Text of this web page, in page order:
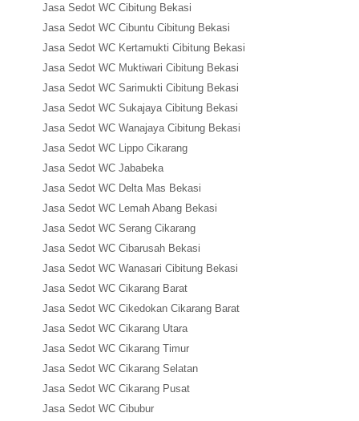
Jasa Sedot WC Cibitung Bekasi
Jasa Sedot WC Cibuntu Cibitung Bekasi
Jasa Sedot WC Kertamukti Cibitung Bekasi
Jasa Sedot WC Muktiwari Cibitung Bekasi
Jasa Sedot WC Sarimukti Cibitung Bekasi
Jasa Sedot WC Sukajaya Cibitung Bekasi
Jasa Sedot WC Wanajaya Cibitung Bekasi
Jasa Sedot WC Lippo Cikarang
Jasa Sedot WC Jababeka
Jasa Sedot WC Delta Mas Bekasi
Jasa Sedot WC Lemah Abang Bekasi
Jasa Sedot WC Serang Cikarang
Jasa Sedot WC Cibarusah Bekasi
Jasa Sedot WC Wanasari Cibitung Bekasi
Jasa Sedot WC Cikarang Barat
Jasa Sedot WC Cikedokan Cikarang Barat
Jasa Sedot WC Cikarang Utara
Jasa Sedot WC Cikarang Timur
Jasa Sedot WC Cikarang Selatan
Jasa Sedot WC Cikarang Pusat
Jasa Sedot WC Cibubur